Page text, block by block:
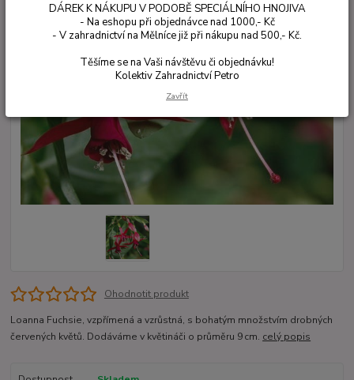
Ohodnotit produkt
Loanna Fuchsie, vzpřímená a vzrůstná, s bohatým množstvím drobných
červených květů. Dodáváme v květináči o průměru 9 cm. celý popis
DÁREK K NÁKUPU V PODOBĚ SPECIÁLNÍHO HNOJIVA
- Na eshopu při objednávce nad 1000,- Kč
- V zahradnictví na Mělníce již při nákupu nad 500,- Kč.
Těšíme se na Vaši návštěvu či objednávku!
Kolektiv Zahradnictví Petro
Zavřít